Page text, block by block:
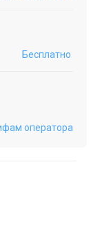
Бесплатно
оператора